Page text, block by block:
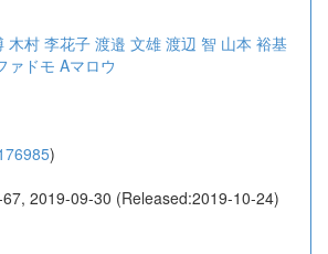
木村 李花子 渡邉 文雄 渡辺 智 山本 裕基
ァドモ Aマロウ
)
2019-09-30 (Released:2019-10-24)